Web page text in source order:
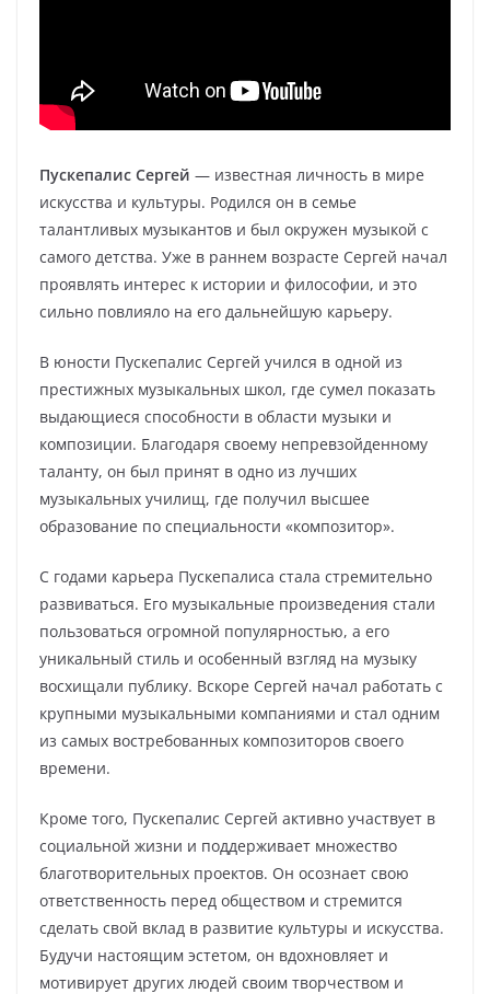
Пускепалис Сергей — известная личность в мире
искусства и культуры. Родился он в семье
талантливых музыкантов и был окружен музыкой с
самого детства. Уже в раннем возрасте Сергей начал
проявлять интерес к истории и философии, и это
сильно повлияло на его дальнейшую карьеру.
В юности Пускепалис Сергей учился в одной из
престижных музыкальных школ, где сумел показать
выдающиеся способности в области музыки и
композиции. Благодаря своему непревзойденному
таланту, он был принят в одно из лучших
музыкальных училищ, где получил высшее
образование по специальности «композитор».
С годами карьера Пускепалиса стала стремительно
развиваться. Его музыкальные произведения стали
пользоваться огромной популярностью, а его
уникальный стиль и особенный взгляд на музыку
восхищали публику. Вскоре Сергей начал работать с
крупными музыкальными компаниями и стал одним
из самых востребованных композиторов своего
времени.
Кроме того, Пускепалис Сергей активно участвует в
социальной жизни и поддерживает множество
благотворительных проектов. Он осознает свою
ответственность перед обществом и стремится
сделать свой вклад в развитие культуры и искусства.
Будучи настоящим эстетом, он вдохновляет и
мотивирует других людей своим творчеством и